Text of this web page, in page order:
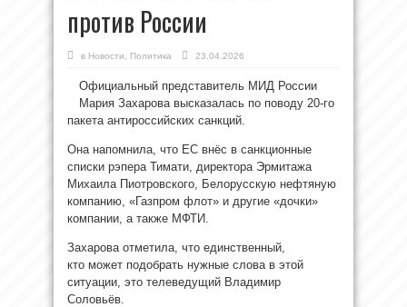
против России
в Новости Политика 23.04.2026
Официальный представитель МИД России
Мария Захарова высказалась по поводу 20-го
пакета антироссийских санкций.
Она напомнила, что ЕС внёс в санкционные
списки рэпера Тимати, директора Эрмитажа
Михаила Пиотровского, Белорусскую нефтяную
компанию, «Газпром флот» и другие «дочки»
компании, а также МФТИ.
Захарова отметила, что единственный,
кто может подобрать нужные слова в этой
ситуации, это телеведущий Владимир
Соловьёв.